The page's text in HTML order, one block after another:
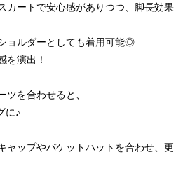
カートで安心感がありつつ、脚長効果
ョルダーとしても着用可能◎
を演出！
ツを合わせると、
に♪
ャップやバケットハットを合わせ、更